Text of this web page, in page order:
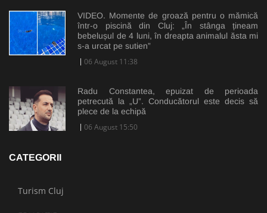
VIDEO. Momente de groază pentru o mămică
într-o piscină din Cluj: „În stânga țineam
bebelușul de 4 luni, în dreapta animalul ăsta mi
s-a urcat pe sutien”
06 August 11:38
Radu Constantea, epuizat de perioada
petrecută la „U”. Conducătorul este decis să
plece de la echipă
06 August 15:50
CATEGORII
Turism Cluj